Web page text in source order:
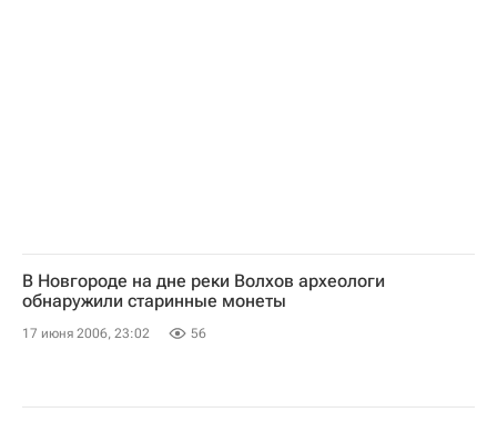
В Новгороде на дне реки Волхов археологи
обнаружили старинные монеты
17 июня 2006, 23:02 56